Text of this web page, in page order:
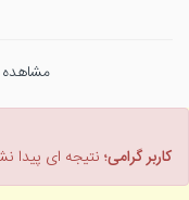
کاربر گرامی؛ نتیجه ای پیدا